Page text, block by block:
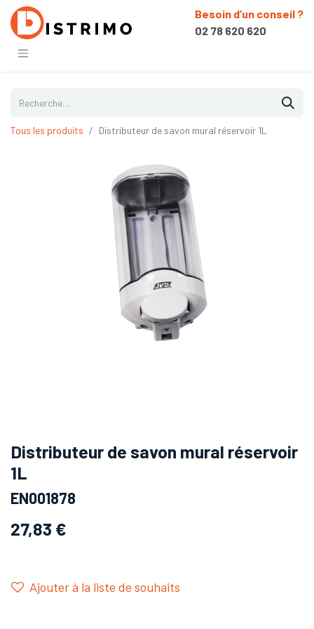
Besoin d’un conseil ?
02 78 620 620
Tous les produits Distributeur de savon mural réservoir 1L
Distributeur de savon mural réservoir
1L
EN001878
27,83 €
Ajouter à la liste de souhaits